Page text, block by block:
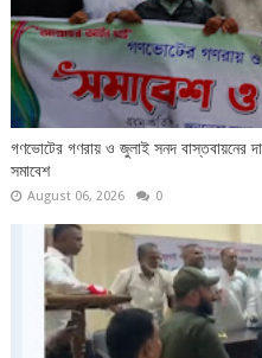
গণভোটের গণরায় ও জুলাই সনদ বাস্তবায়নের
সমাবেশ
August 06, 2026 0